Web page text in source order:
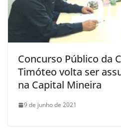
Concurso Público da
Timóteo volta ser
na Capital Mineira
9 de junho de 2021